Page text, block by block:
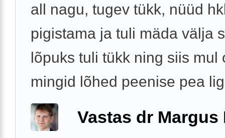
all nagu, tugev tükk, nüüd
pigistama ja tuli mäda välja
lõpuks tuli tükk ning siis mul
mingid lõhed peenise pea
Vastas dr Margus